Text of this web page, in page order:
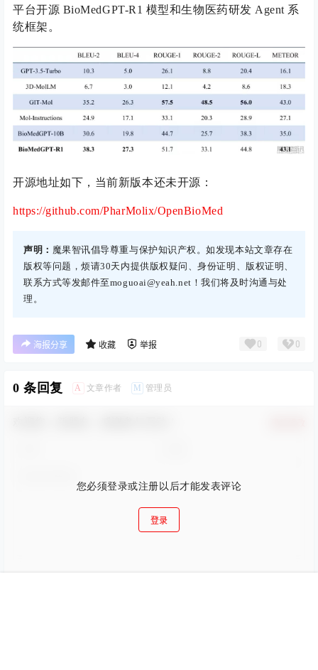
平台开源 BioMedGPT-R1 模型和生物医药研发 Agent 系
统框架。
开源地址如下，当前新版本还未开源：
https://github.com/PharMolix/OpenBioMed
声明： 魔果智讯倡导尊重与保护知识产权。如发现本站文章存在
版权等问题，烦请30天内提供版权疑问、身份证明、版权证明、
联系方式等发邮件至moguoai@yeah.net！我们将及时沟通与处
理。
海报分享 收藏 举报 0 0
0 条回复 A 文章作者 M 管理员
您必须登录或注册以后才能发表评论
登录